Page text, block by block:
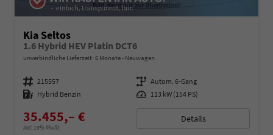
Kia Seltos
1.6 Hybrid HEV Platin DCT6
unverbindliche Lieferzeit: 6 Monate Neuwagen
Fahrzeugnummer 215557 Getriebe Autom. 6-Gang
Kraftstoff Hybrid Benzin Leistung 113 kW (154 PS)
35.455,– €
incl. 19% MwSt.
Details